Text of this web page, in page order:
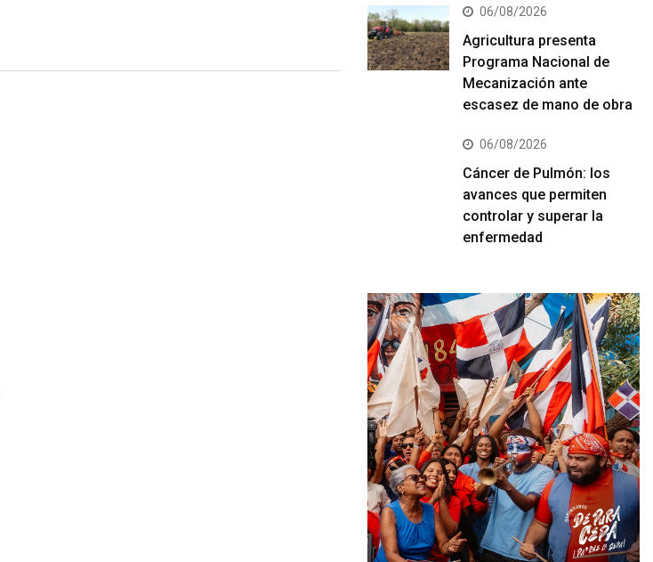
06/08/2026
Agricultura presenta
Programa Nacional de
Mecanización ante
escasez de mano de obra
06/08/2026
Cáncer de Pulmón: los
avances que permiten
controlar y superar la
enfermedad